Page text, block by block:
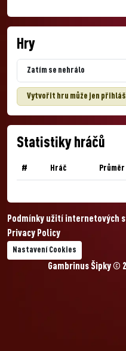
Hry
Zatím se nehrálo
Vytvořit hru může jen
Statistiky hráčů
# Hráč Průměr
Podmínky užití internetových
Privacy Policy
Nastavení Cookies
Gambrinus Šipky ©